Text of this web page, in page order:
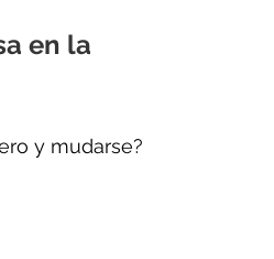
en la
y mudarse?